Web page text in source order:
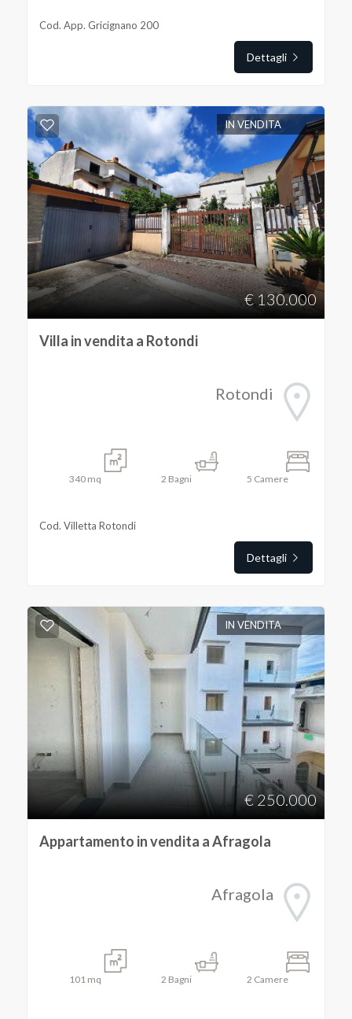
Cod. App. Gricignano 200
Dettagli
IN VENDITA
€ 130.000
Villa in vendita a Rotondi
Rotondi
340mq 2 Bagni 5 Camere
Cod. Villetta Rotondi
Dettagli
IN VENDITA
€ 250.000
Appartamento in vendita a Afragola
Afragola
101mq 2 Bagni 2 Camere
3
5
5+
Altre
opzioni
multiscelta
Giardino